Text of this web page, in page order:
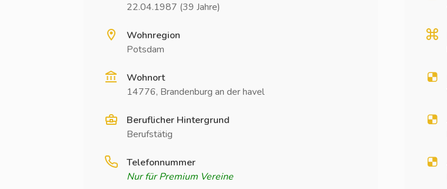
22.04.1987 (39 Jahre)
Wohnregion
Potsdam
Wohnort
14776, Brandenburg an der havel
Beruflicher Hintergrund
Berufstätig
Telefonnummer
Nur für Premium Vereine